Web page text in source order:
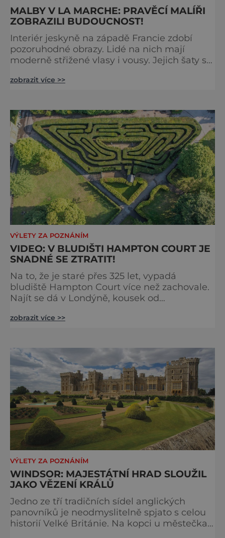
MALBY V LA MARCHE: PRAVĚCÍ MALÍŘI
ZOBRAZILI BUDOUCNOST!
Interiér jeskyně na západě Francie zdobí
pozoruhodné obrazy. Lidé na nich mají
moderně střižené vlasy i vousy. Jejich šaty se
ale staré tisíce let. Jak je to možné?
století. Skrývala překvapivý objev. Foto:
pinterest.
zobrazit více >>
VÝLETY ZA POZNÁNÍM
VIDEO: V BLUDIŠTI HAMPTON COURT JE
SNADNÉ SE ZTRATIT!
Na to, že je staré přes 325 let, vypadá
bludiště Hampton Court více než zachovale.
Najít se dá v Londýně, kousek od
země ho mezi lety 1689 a 1695 vydupou
Oranžského (1650–1702). Zabírá plochu 1300
m² a skrývá se v něm 800 metrů cest.
Původně se v živý plot promění saze
zobrazit více >>
VÝLETY ZA POZNÁNÍM
WINDSOR: MAJESTÁTNÍ HRAD SLOUŽIL
JAKO VĚZENÍ KRÁLŮ
Jedno ze tří tradičních sídel anglických
panovníků je neodmyslitelně spjato s celou
historií Velké Británie. Na kopci u městečka